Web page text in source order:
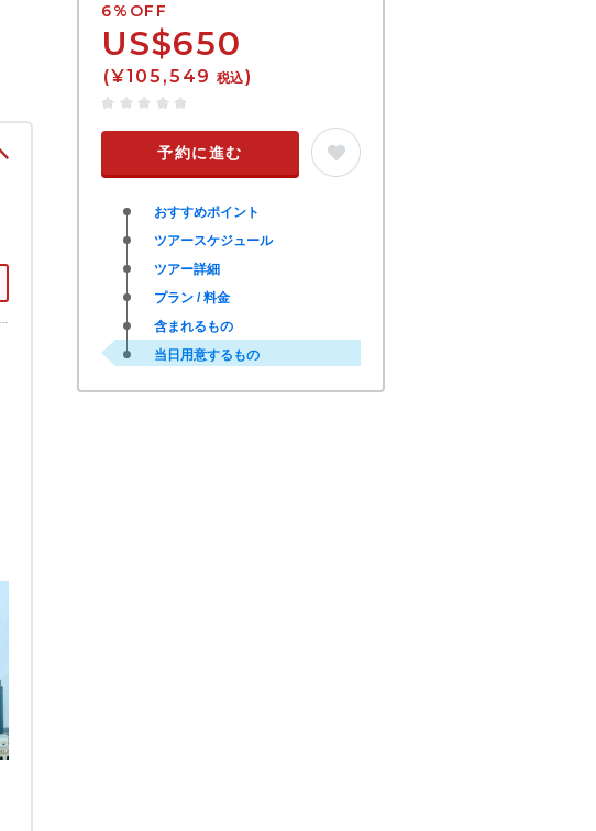
6%OFF
US$650
(¥105,549 税込)
予約に進む
おすすめポイント
ツアースケジュール
ツアー詳細
プラン / 料金
含まれるもの
当日用意するもの